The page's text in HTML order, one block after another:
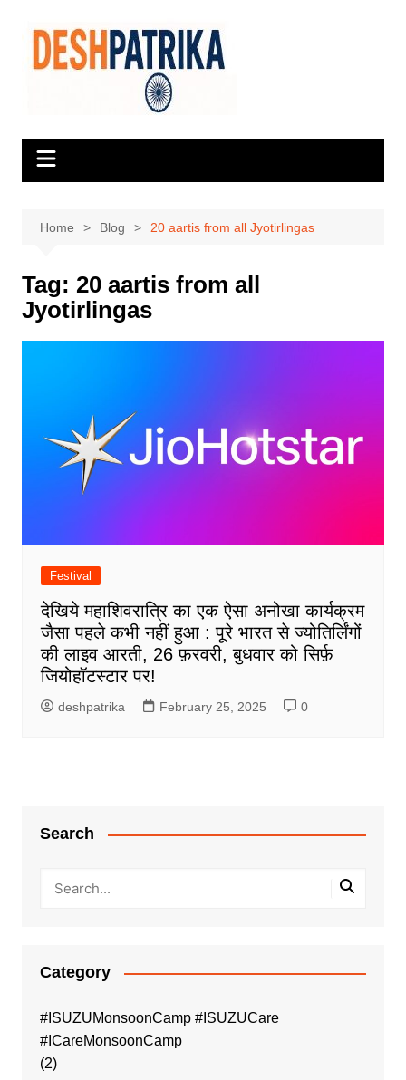
content
Home Blog 20 aartis from all Jyotirlingas
Tag: 20 aartis from all
Jyotirlingas
Festival
देखिये महाशिवरात्रि का एक ऐसा अनोखा कार्यक्रम
जैसा पहले कभी नहीं हुआ : पूरे भारत से ज्योतिर्लिंगों
की लाइव आरती, 26 फ़रवरी, बुधवार को सिर्फ़
जियोहॉटस्टार पर!
deshpatrika February 25, 2025 0
Search
Category
#ISUZUMonsoonCamp #ISUZUCare
#ICareMonsoonCamp
(2)